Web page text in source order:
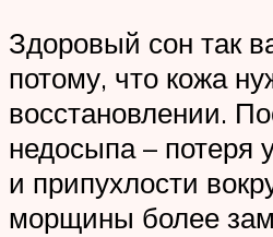
Здоровый сон так
потому, что кожа
восстановлении.
недосыпа – потеря
и припухлости
морщины более